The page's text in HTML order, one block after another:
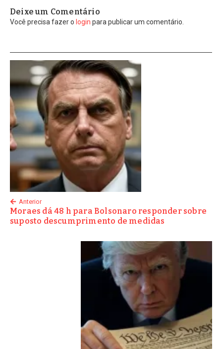
Deixe um Comentário
Você precisa fazer o login para publicar um comentário.
Anterior
Moraes dá 48 h para Bolsonaro responder sobre
suposto descumprimento de medidas